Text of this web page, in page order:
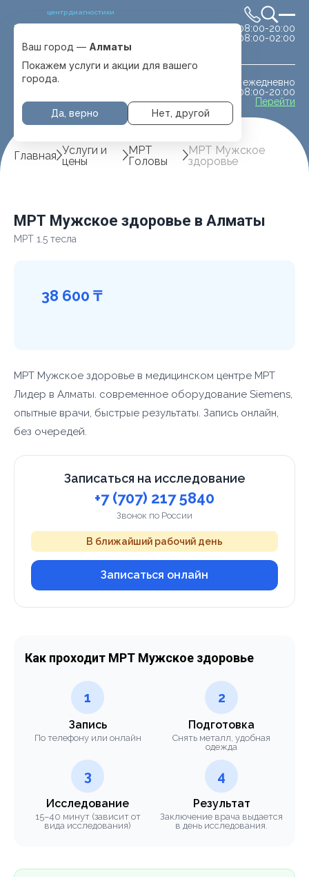
центр диагностики
Выбрать город
с. Отеген батыра
сб-вс 08:00-20:00
08:00-02:00
ежедневно
08:00-20:00
Перейти
Ваш город — Алматы
Покажем услуги и акции для вашего
города.
Да, верно Нет, другой
Главная Услуги и
цены
МРТ
Головы
МРТ Мужское
здоровье
МРТ Мужское здоровье в Алматы
МРТ 1.5 тесла
38 600 ₸
МРТ Мужское здоровье в медицинском центре МРТ
Лидер в Алматы. современное оборудование Siemens,
опытные врачи, быстрые результаты. Запись онлайн,
без очередей.
Записаться на исследование
+7 (707) 217 5840
Звонок по России
В ближайший рабочий день
Записаться онлайн
Как проходит МРТ Мужское здоровье
1
Запись
По телефону или онлайн
2
Подготовка
Снять металл, удобная
одежда
3
Исследование
15–40 минут (зависит от
вида исследования)
4
Результат
Заключение врача выдается
в день исследования.